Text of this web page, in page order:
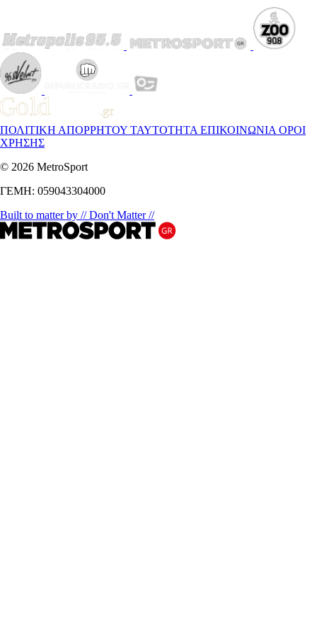
ΠΟΛΙΤΙΚΗ ΑΠΟΡΡΗΤΟΥ ΤΑΥΤΟΤΗΤΑ ΕΠΙΚΟΙΝΩΝΙΑ ΟΡΟΙ
ΧΡΗΣΗΣ
© 2026 MetroSport
ΓΕΜΗ: 059043304000
Built to matter by // Don't Matter //